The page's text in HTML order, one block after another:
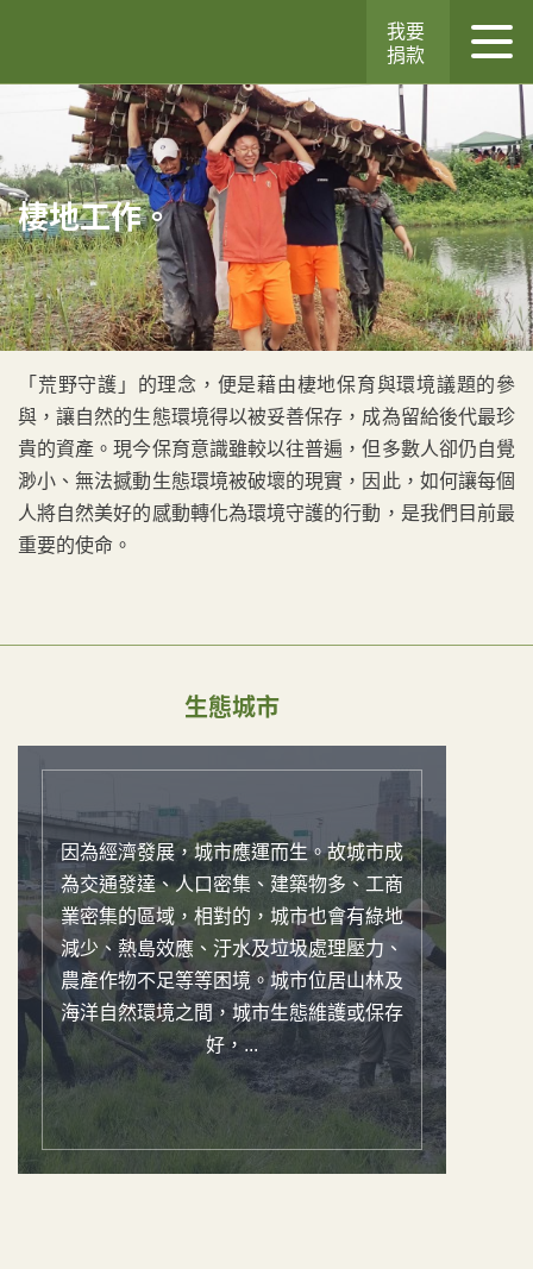
我要
捐款
棲地工作。
「荒野守護」的理念，便是藉由棲地保育與環境議題的參
與，讓自然的生態環境得以被妥善保存，成為留給後代最珍
貴的資產。現今保育意識雖較以往普遍，但多數人卻仍自覺
渺小、無法撼動生態環境被破壞的現實，因此，如何讓每個
人將自然美好的感動轉化為環境守護的行動，是我們目前最
重要的使命。
生態城市
因為經濟發展，城市應運而生。故城市成
為交通發達、人口密集、建築物多、工商
業密集的區域，相對的，城市也會有綠地
減少、熱島效應、汙水及垃圾處理壓力、
農產作物不足等等困境。城市位居山林及
海洋自然環境之間，城市生態維護或保存
好，...